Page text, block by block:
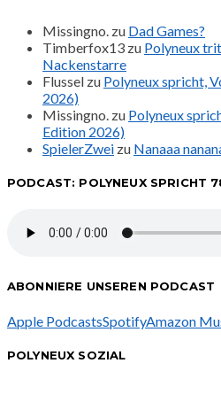
Missingno. zu Dad Games?
Timberfox13 zu Polyneux
Nackenstarre
Flussel zu Polyneux spricht,
2026)
Missingno. zu Polyneux
Edition 2026)
SpielerZwei zu Nanaaa
PODCAST: POLYNEUX SPRICHT
ABONNIERE UNSEREN PODCAST
Apple PodcastsSpotifyAmazon
POLYNEUX SOZIAL